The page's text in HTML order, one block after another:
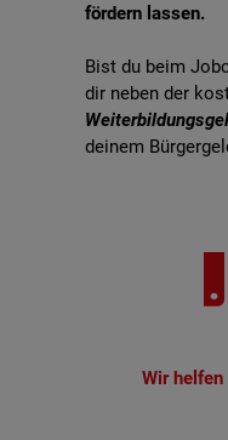
fördern lassen.
Bist du beim
dir neben der
deinem
Wir